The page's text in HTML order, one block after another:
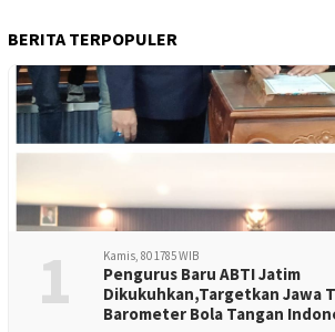
BERITA TERPOPULER
1 Kamis, 80 1785 WIB
Pengurus Baru ABTI Jatim
Dikukuhkan,Targetkan Jawa
Barometer Bola Tangan